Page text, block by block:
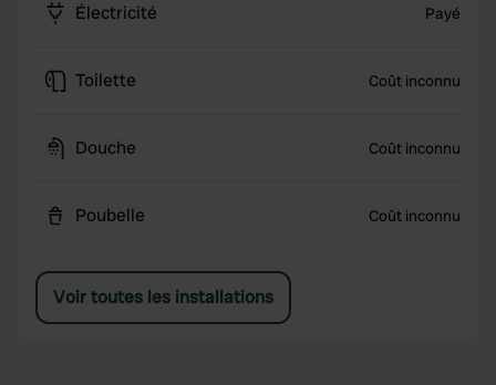
Électricité Payé
Toilette Coût inconnu
Douche Coût inconnu
Poubelle Coût inconnu
Voir toutes les installations